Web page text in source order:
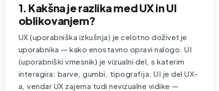
1. Kakšna je razlika med UX in UI
oblikovanjem?
UX (uporabniška izkušnja) je celotno doživetje
uporabnika — kako enostavno opravi nalogo. UI
(uporabniški vmesnik) je vizualni del, s katerim
interagira: barve, gumbi, tipografija. UI je del UX-
a, vendar UX zajema tudi nevizualne vidike —